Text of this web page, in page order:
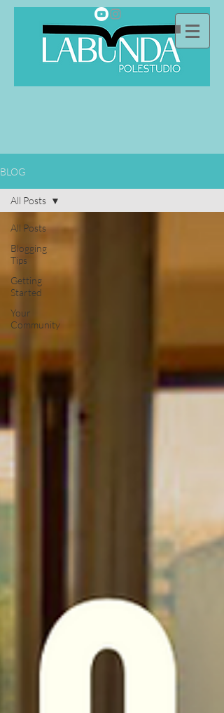
BLOG
All Posts
Blogging
Tips
Getting
Started
Your
Community
All Posts